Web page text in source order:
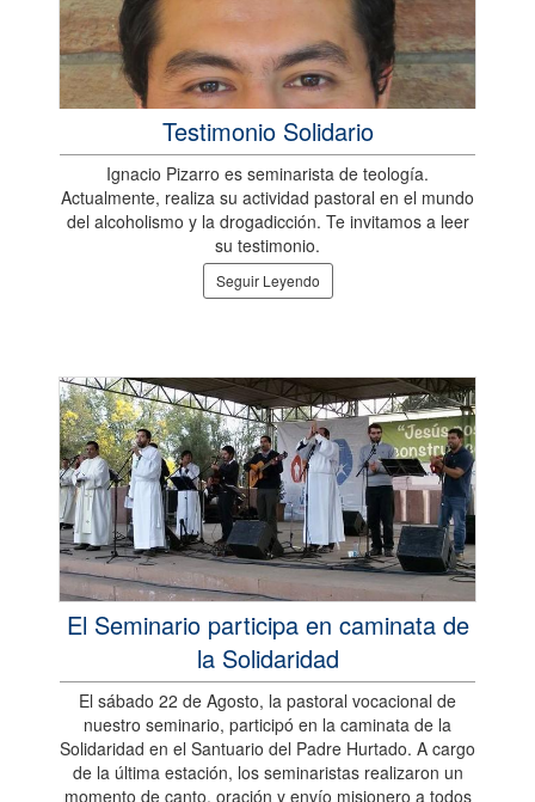
Testimonio Solidario
Ignacio Pizarro es seminarista de teología.
Actualmente, realiza su actividad pastoral en el mundo
del alcoholismo y la drogadicción. Te invitamos a leer
su testimonio.
Seguir Leyendo
El Seminario participa en caminata de
la Solidaridad
El sábado 22 de Agosto, la pastoral vocacional de
nuestro seminario, participó en la caminata de la
Solidaridad en el Santuario del Padre Hurtado. A cargo
de la última estación, los seminaristas realizaron un
momento de canto, oración y envío misionero a todos